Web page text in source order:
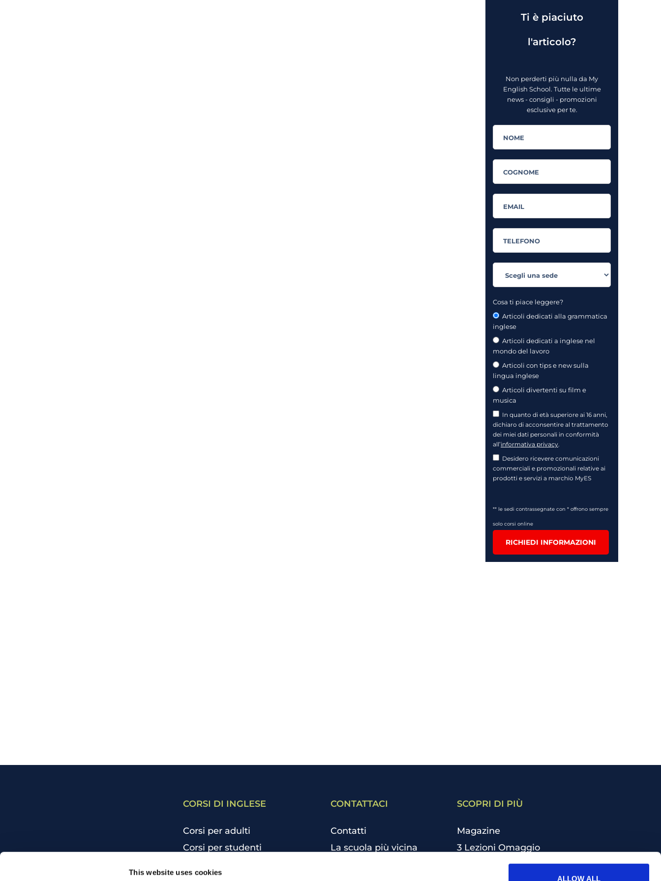
This website uses cookies
ALLOW ALL
Ti è piaciuto
l'articolo?
Non perderti più nulla da My
English School. Tutte le ultime
news - consigli - promozioni
esclusive per te.
Cosa ti piace leggere?
Articoli dedicati alla grammatica
inglese
Articoli dedicati a inglese nel
mondo del lavoro
Articoli con tips e new sulla
lingua inglese
Articoli divertenti su film e
musica
In quanto di età superiore ai 16 anni,
dichiaro di acconsentire al trattamento
dei miei dati personali in conformità
all’informativa privacy.
Desidero ricevere comunicazioni
commerciali e promozionali relative ai
prodotti e servizi a marchio MyES
** le sedi contrassegnate con * offrono sempre
solo corsi online
RICHIEDI INFORMAZIONI
CORSI DI INGLESE
Corsi per adulti
Corsi per studenti
CONTATTACI
Contatti
La scuola più vicina
SCOPRI DI PIÙ
Magazine
3 Lezioni Omaggio